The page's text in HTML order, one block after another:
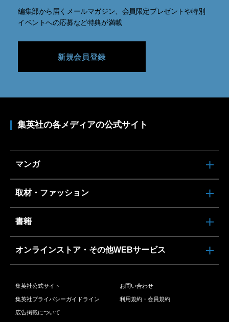
編集部から届くメールマガジン、会員限定プレゼントや特別
イベントへの応募など特典が満載
新規会員登録
集英社の各メディアの公式サイト
マンガ
取材・ファッション
書籍
オンラインストア・その他WEBサービス
集英社公式サイト お問い合わせ
集英社プライバシーガイドライン 利用規約・会員規約
広告掲載について